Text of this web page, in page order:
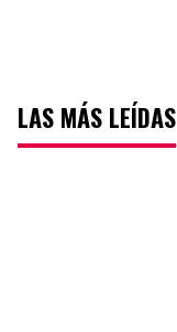
LAS MÁS LEÍDAS